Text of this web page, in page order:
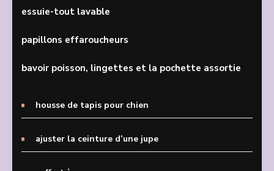
essuie-tout lavable
papillons effaroucheurs
bavoir poisson, lingettes et la pochette assortie
housse de tapis pour chien
ajuster la ceinture d’une jupe